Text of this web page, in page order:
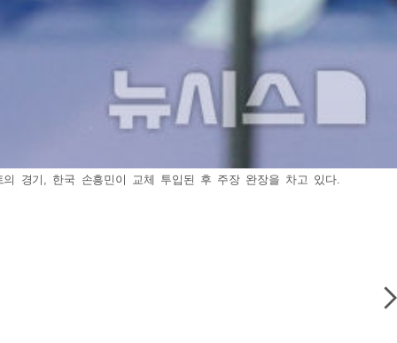
경기, 한국 손흥민이 교체 투입된 후 주장 완장을 차고 있다.